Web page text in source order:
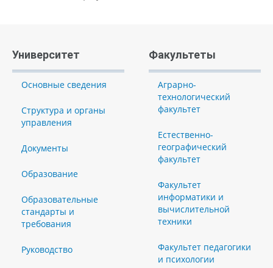
Университет
Основные сведения
Структура и органы
управления
Документы
Образование
Образовательные
стандарты и
требования
Руководство
Факультеты
Аграрно-
технологический
факультет
Естественно-
географический
факультет
Факультет
информатики и
вычислительной
техники
Факультет педагогики
и психологии